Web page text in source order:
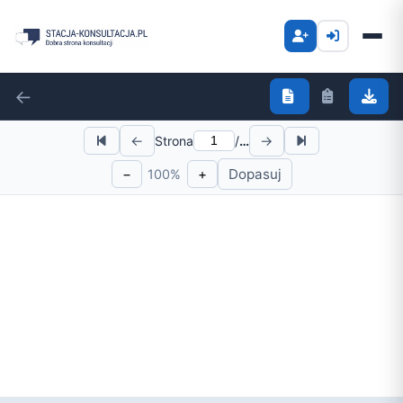
←
← Strona /…
→
−
100% + Dopasuj